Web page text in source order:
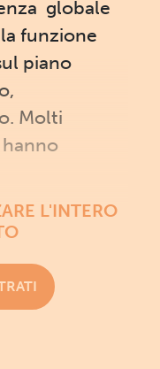
globale
funzione
piano
Molti
L'INTERO